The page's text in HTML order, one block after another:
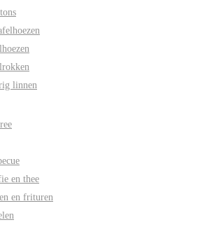
linnen
en thee
en frituren